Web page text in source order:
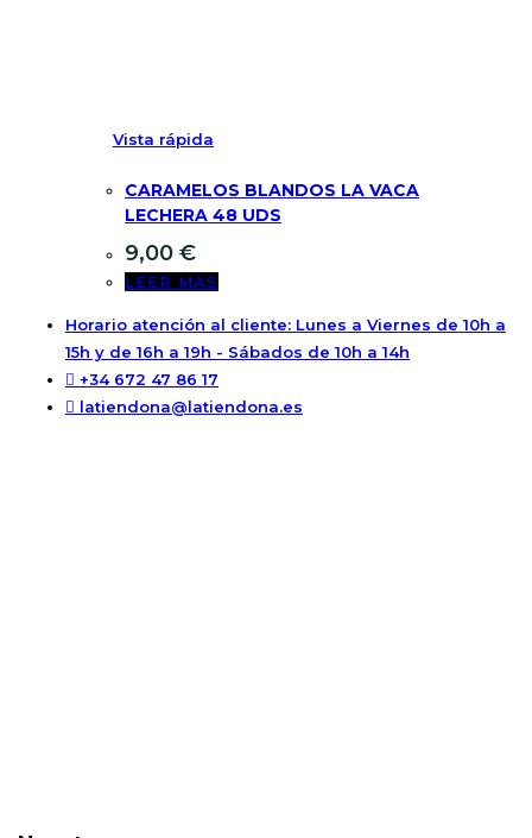
Vista rápida
CARAMELOS BLANDOS LA VACA
LECHERA 48 UDS
9,00 €
LEER MÁS
Horario atención al cliente: Lunes a Viernes de 10h a
15h y de 16h a 19h - Sábados de 10h a 14h
+34 672 47 86 17
latiendona@latiendona.es